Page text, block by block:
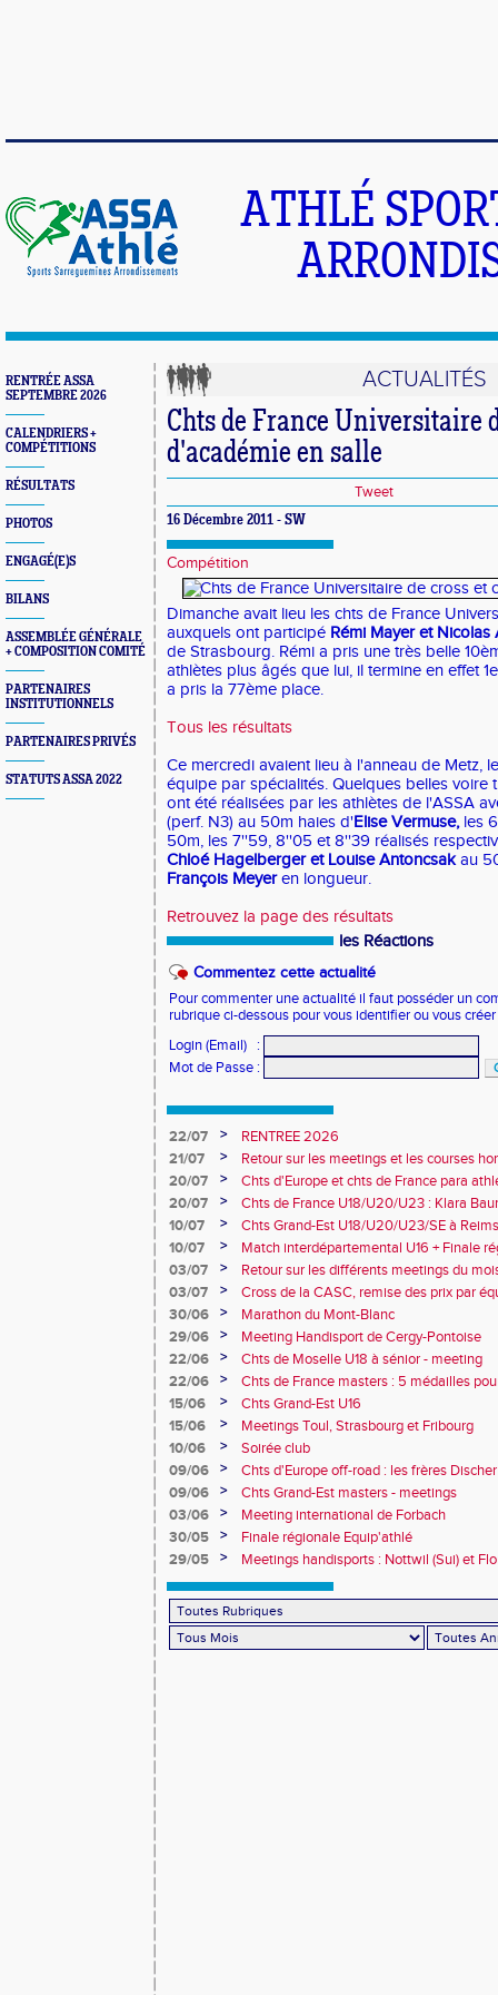
ATHLÉ
RENTRÉE ASSA
SEPTEMBRE 2026
CALENDRIERS +
COMPÉTITIONS
RÉSULTATS
PHOTOS
ENGAGÉ(E)S
BILANS
ASSEMBLÉE GÉNÉRALE
+ COMPOSITION COMITÉ
PARTENAIRES
INSTITUTIONNELS
PARTENAIRES PRIVÉS
STATUTS ASSA 2022
ACTUALITÉS
Chts de France Universitaire
d'académie en salle
Tweet
16 Décembre 2011 - SW
Compétition
Dimanche avait lieu les chts de France
auxquels ont participé Rémi Mayer et Nicolas
de Strasbourg. Rémi a pris une très belle
athlètes plus âgés que lui, il termine en effet
a pris la 77ème place.
Tous les résultats
Ce mercredi avaient lieu à l'anneau de Metz,
équipe par spécialités. Quelques belles voire
ont été réalisées par les athlètes de l'ASSA
(perf. N3) au 50m haies d'Elise Vermuse, les
50m, les 7''59, 8''05 et 8''39 réalisés
Chloé Hagelberger et Louise Antoncsakau
François Meyeren longueur.
Retrouvez la page des résultats
les Réactions
Commentez cette actualité
Pour commenter une actualité il faut posséder un
rubrique ci-dessous pour vous identifier ou vous
Login (Email)
:
Mot de Passe :
22/07 >
RENTREE 2026
21/07
>
Retour sur les meetings et les courses
20/07
>
Chts d'Europe et chts de France para
champion d'Europe et multiples
20/07 >
Chts de France U18/U20/U23 : Klara
10e
10/07 >
Chts Grand-Est U18/U20/U23/SE à
10/07
>
Match interdépartemental U16 + Finale
Obernai
03/07 >
Retour sur les différents meetings du
03/07
>
Cross de la CASC, remise des prix par
collèges
30/06 >
Marathon du Mont-Blanc
29/06
>
Meeting Handisport de Cergy-Pontoise
22/06
>
Chts de Moselle U18 à sénior - meeting
22/06
>
Chts de France masters : 5 médailles
15/06
>
Chts Grand-Est U16
15/06
>
Meetings Toul, Strasbourg et Fribourg
10/06
>
Soirée club
09/06
>
Chts d'Europe off-road : les frères
09/06
>
Chts Grand-Est masters - meetings
03/06
>
Meeting international de Forbach
30/05
>
Finale régionale Equip'athlé
29/05
> Meetings handisports : Nottwil (Sui) et